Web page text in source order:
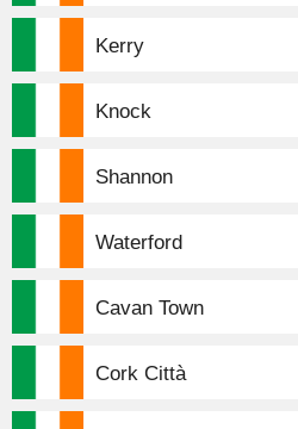
Kerry
Knock
Shannon
Waterford
Cavan Town
Cork Città